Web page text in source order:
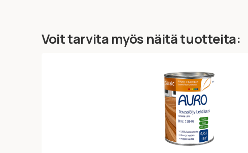
Voit tarvita myös näitä tuotteita: